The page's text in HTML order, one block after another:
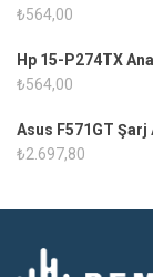
₺564,00
Hp 15-P274TX
₺564,00
Asus F571GT
₺2.697,80